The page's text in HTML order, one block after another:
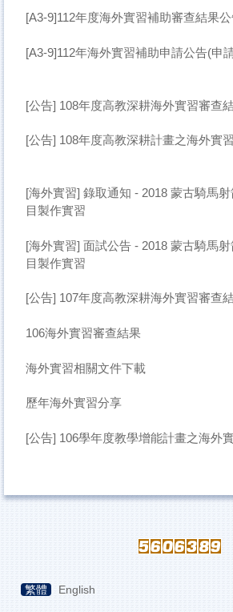
[A3-9]112年度海外實習補助審查結果
[A3-9]112年海外實習補助申請公告(申
[公告] 108年度高教深耕海外實習審查
[公告] 108年度高教深耕計畫之海外實
[海外實習] 錄取通知 - 2018 蒙古騎馬
目製作實習
[海外實習] 面試公告 - 2018 蒙古騎馬
目製作實習
[公告] 107年度高教深耕海外實習審查
106海外實習審查結果
海外實習相關文件下載
歷年海外實習分享
[公告] 106學年度教學增能計畫之海外
繁體 English